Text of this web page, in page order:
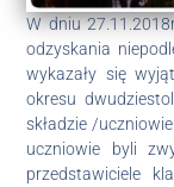
W dniu
odzyskania
wykazały się
okresu
składzie /
uczniowie byli
przedstawiciele